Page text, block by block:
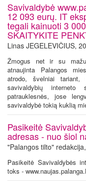
Savivaldybė
12 093 eurų. IT
tegali kainuoti 3
SKAITYKITE
Linas JEGELEVIČIUS,
Žmogus net ir su mažu
atnaujinta Palangos
atrodo, švelniai tariant,
savivaldybių
patrauklesnės, jose
savivaldybė tokią kuklią
Pasikeitė
adresas - nuo šiol
"Palangos tilto"
Pasikeitė Savivaldybės
toks -